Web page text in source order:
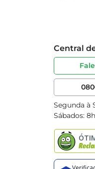
Central
Segunda à
Sábados: